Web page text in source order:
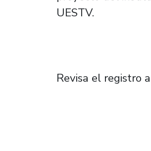
UESTV.
Revisa el registro